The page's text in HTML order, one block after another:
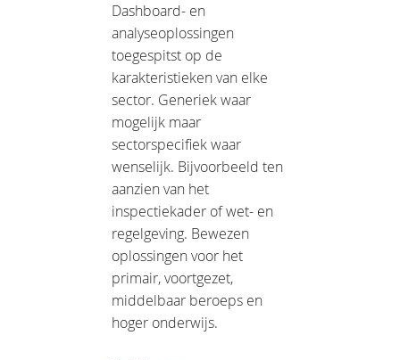
Dashboard- en
analyseoplossingen
toegespitst op de
karakteristieken van elke
sector. Generiek waar
mogelijk maar
sectorspecifiek waar
wenselijk. Bijvoorbeeld ten
aanzien van het
inspectiekader of wet- en
regelgeving. Bewezen
oplossingen voor het
primair, voortgezet,
middelbaar beroeps en
hoger onderwijs.